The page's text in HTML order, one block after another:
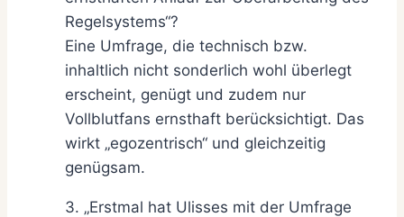
Regelsystems“?
Eine Umfrage, die technisch bzw.
inhaltlich nicht sonderlich wohl überlegt
erscheint, genügt und zudem nur
Vollblutfans ernsthaft berücksichtigt. Das
wirkt „egozentrisch“ und gleichzeitig
genügsam.
3. „Erstmal hat Ulisses mit der Umfrage